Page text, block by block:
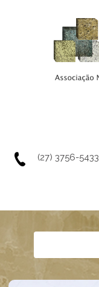
(27) 3756-5433